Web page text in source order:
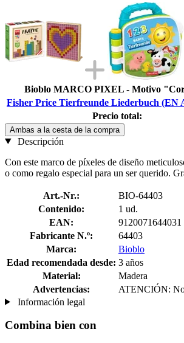
Bioblo MARCO PIXEL - Motivo
Fisher Price Tierfreunde Liederbuch
Precio total:
Ambas a la cesta de la compra
Descripción
Con este marco de píxeles de diseño
o como regalo especial para un ser querido.
Art.-Nr.:
BIO-64403
Contenido:
1 ud.
EAN:
9120071644031
Fabricante N.º:
64403
Marca:
Bioblo
Edad recomendada desde: 3 años
Material:
Madera
Advertencias:
ATENCIÓN: No
Información legal
Combina bien con